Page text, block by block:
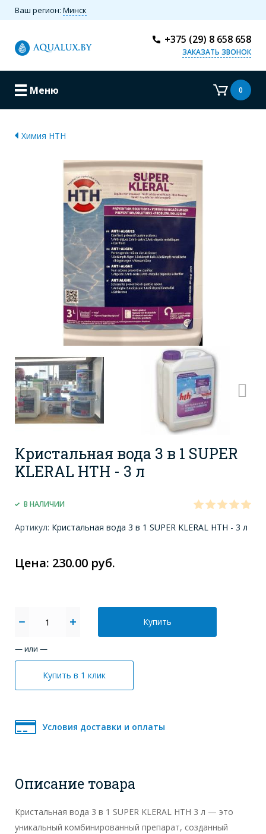
Ваш регион: Минск
+375 (29) 8 658 658
ЗАКАЗАТЬ ЗВОНОК
Меню 0
Химия HTH
Кристальная вода 3 в 1 SUPER
KLERAL HTH - 3 л
В НАЛИЧИИ
Артикул: Кристальная вода 3 в 1 SUPER KLERAL HTH - 3 л
Цена: 230.00 руб.
Купить
— или —
Купить в 1 клик
Условия доставки и оплаты
Описание товара
Кристальная вода 3 в 1 SUPER KLERAL HTH 3 л — это
уникальный комбинированный препарат, созданный